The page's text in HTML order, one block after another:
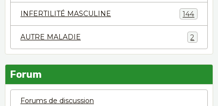
INFERTILITÉ MASCULINE 144
AUTRE MALADIE 2
Forum
Forums de discussion